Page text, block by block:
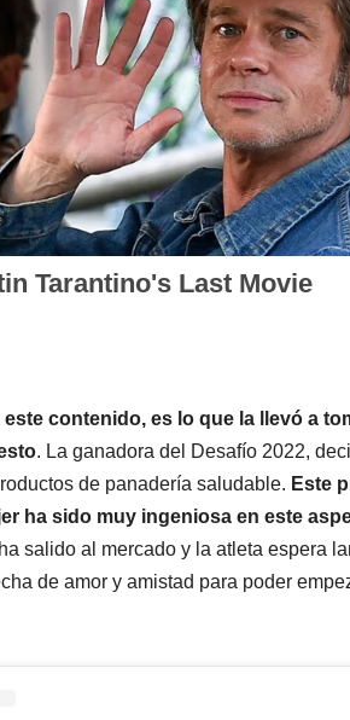
contenido, es lo que la llevó a
. La ganadora del Desafío 2022,
de panadería saludable. Este
ha sido muy ingeniosa en este
salido al mercado y la atleta espera
de amor y amistad para poder